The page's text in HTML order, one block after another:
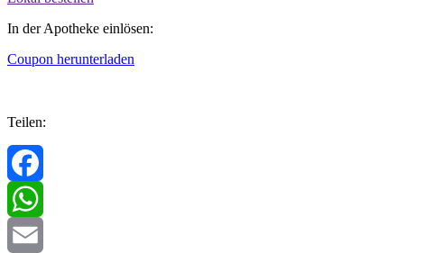
In der Apotheke einlösen:
Coupon herunterladen
Teilen:
Facebook
WhatsApp